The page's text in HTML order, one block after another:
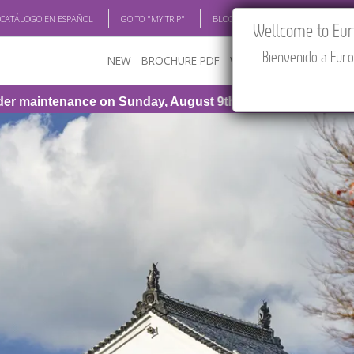
EN ESPAÑOL GO TO "MY TRIP" BLOG
NEW BROCHURE PDF WHERE TO BUY
9th, from 1:00 PM to 3:30 PM (CEST/Madrid).
Wellcome to
Bienvenido a